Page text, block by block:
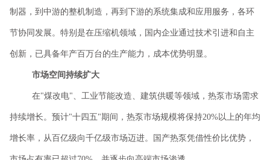
制器，到中游的整机制造，再到下游的系统集成和应用服务，各环
节协同发展。特别是在压缩机领域，国内企业通过技术引进和自主
创新，已具备年产百万台的生产能力，成本优势明显。
市场空间持续扩大
在"煤改电"、工业节能改造、建筑供暖等领域，热泵市场需求
持续增长。预计"十四五"期间，热泵市场规模将保持20%以上的年均
增长率，从百亿级向千亿级市场迈进。国产热泵凭借性价比优势，